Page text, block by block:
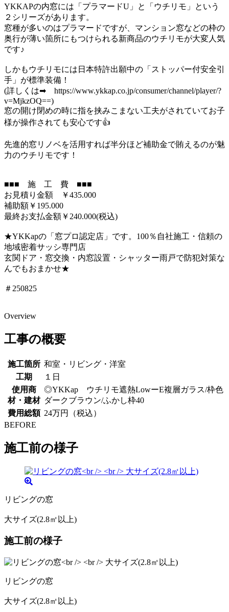
YKKAPの内窓には「プラマードU」と「ウチリモ」という
２シリーズがあります。
窓種が多いのはプラマードですが、マンション窓などの枠の
奥行が薄い箇所にもつけられる新商品のウチリモが大変人気
です♪
しかもウチリモには日本特許出願中の「ストッパー付安全引
手」が標準装備！
(詳しくは➡ https://www.ykkap.co.jp/consumer/channel/player/?
v=MjkzOQ==)
窓の開け閉めの時に指を挟みこまない工夫がされていてお子
様が操作されても安心です👍
先進的窓リノベを活用すれば半分ほど補助金で賄えるのが魅
力のウチリモです！
■■■ 施 工 費 ■■■
お見積り金額 ￥435.000
補助額￥195.000
最終お支払金額￥240.000(税込)
★YKKapの「窓プロ認定店」です。100％自社施工・信頼の
地域密着サッシ専門店
玄関ドア・窓交換・内窓設置・シャッター雨戸で防犯対策な
んでもおまかせ★
＃250825
Overview
工事の概要
施工箇所 和室・リビング・洋室
工期
１日
使用商
材・建材
◎YKKap ウチリモ遮熱LowーE複層ガラス/枠色
ダークブラウン/ふかし枠40
費用総額 24万円（税込）
BEFORE
施工前の様子
リビングの窓
大サイズ(2.8㎡以上)
施工前の様子
リビングの窓
大サイズ(2.8㎡以上)